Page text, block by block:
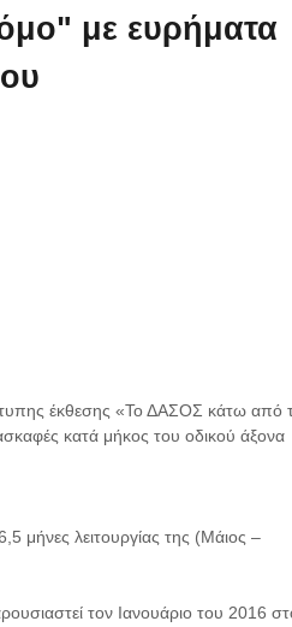
με ευρήματα
έκθεσης «Το ΔΑΣΟΣ κάτω από
κατά μήκος του οδικού άξονα
μήνες λειτουργίας της (Μάιος –
τον Ιανουάριο του 2016